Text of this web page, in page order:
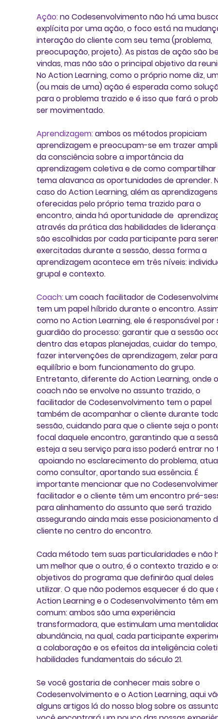
Ação: no Codesenvolvimento não há uma
explícita por uma ação, o foco está na
interação do cliente com seu tema (problema,
preocupação, projeto). As pistas de ação são
vindas, mas não são o principal objetivo da
No Action Learning, como o próprio nome diz,
(ou mais de uma) ação é esperada como
para o problema trazido e é isso que fará o
ser movimentado.
Aprendizagem: ambos os métodos propiciam
aprendizagem e preocupam-se em trazer
da consciência sobre a importância da
aprendizagem coletiva e de como
tema alavanca as oportunidades de aprender.
caso do Action Learning, além as
oferecidas pelo próprio tema trazido para o
encontro, ainda há oportunidade de
através da prática das habilidades de
são escolhidas por cada participante para
exercitadas durante a sessão, dessa forma a
aprendizagem acontece em três níveis:
grupal e contexto.
Coach: um coach facilitador de
tem um papel híbrido durante o encontro.
como no Action Learning, ele é responsável
guardião do processo: garantir que a sessão
dentro das etapas planejadas, cuidar do
fazer intervenções de aprendizagem, zelar
equilíbrio e bom funcionamento do grupo.
Entretanto, diferente do Action Learning, onde
coach não se envolve no assunto trazido, o
facilitador de Codesenvolvimento tem o papel
também de acompanhar o cliente durante
sessão, cuidando para que o cliente seja o
focal daquele encontro, garantindo que a
esteja a seu serviço para isso poderá entrar
apoiando no esclarecimento do problema,
como consultor, aportando sua essência. É
importante mencionar que no
facilitador e o cliente têm um encontro pré-
para alinhamento do assunto que será trazido
assegurando ainda mais esse posicionamento
cliente no centro do encontro.
Cada método tem suas particularidades e não
um melhor que o outro, é o contexto trazido e
objetivos do programa que definirão qual deles
utilizar. O que não podemos esquecer é do que
Action Learning e o Codesenvolvimento têm
comum: ambos são uma experiência
transformadora, que estimulam uma
abundância, na qual, cada participante
a colaboração e os efeitos da inteligência
habilidades fundamentais do século 21.
Se você gostaria de conhecer mais sobre o
Codesenvolvimento e o Action Learning, aqui
alguns artigos lá do nosso blog sobre os